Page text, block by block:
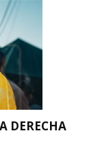
DERECHA